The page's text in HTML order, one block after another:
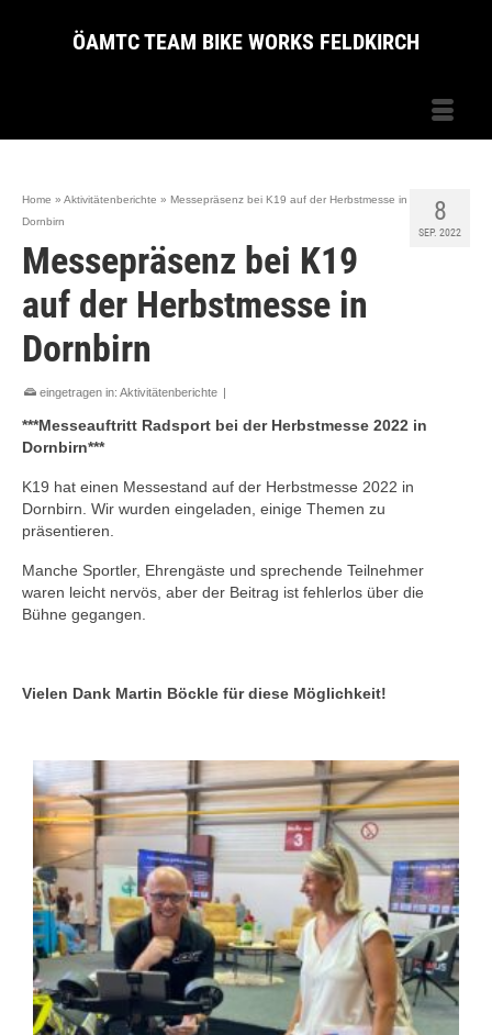
ÖAMTC TEAM BIKE WORKS FELDKIRCH
8
SEP. 2022
Home » Aktivitätenberichte » Messepräsenz bei K19 auf der Herbstmesse in
Dornbirn
Messepräsenz bei K19
auf der Herbstmesse in
Dornbirn
eingetragen in: Aktivitätenberichte |
***Messeauftritt Radsport bei der Herbstmesse 2022 in
Dornbirn***
K19 hat einen Messestand auf der Herbstmesse 2022 in
Dornbirn. Wir wurden eingeladen, einige Themen zu
präsentieren.
Manche Sportler, Ehrengäste und sprechende Teilnehmer
waren leicht nervös, aber der Beitrag ist fehlerlos über die
Bühne gegangen.
Vielen Dank Martin Böckle für diese Möglichkeit!